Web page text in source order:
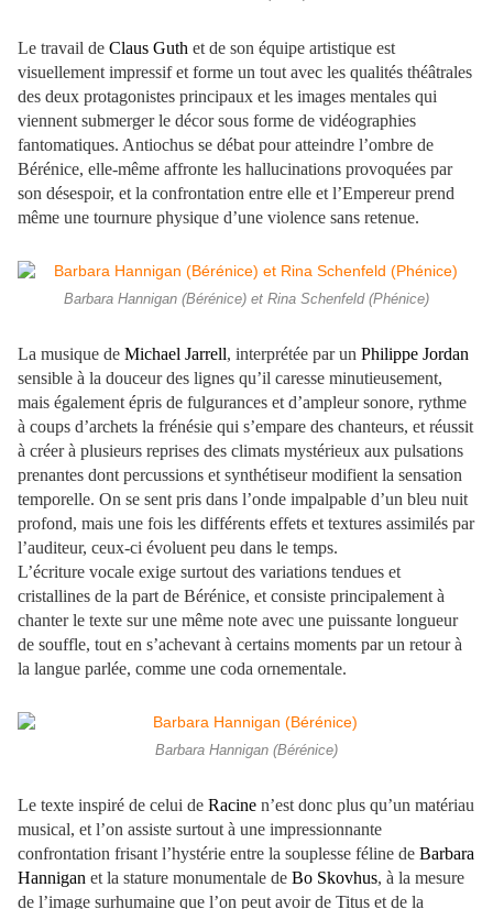
Le travail de Claus Guth et de son équipe artistique est
visuellement impressif et forme un tout avec les qualités théâtrales
des deux protagonistes principaux et les images mentales qui
viennent submerger le décor sous forme de vidéographies
fantomatiques. Antiochus se débat pour atteindre l’ombre de
Bérénice, elle-même affronte les hallucinations provoquées par
son désespoir, et la confrontation entre elle et l’Empereur prend
même une tournure physique d’une violence sans retenue.
Barbara Hannigan (Bérénice) et Rina Schenfeld (Phénice)
La musique de Michael Jarrell, interprétée par un Philippe Jordan
sensible à la douceur des lignes qu’il caresse minutieusement,
mais également épris de fulgurances et d’ampleur sonore, rythme
à coups d’archets la frénésie qui s’empare des chanteurs, et réussit
à créer à plusieurs reprises des climats mystérieux aux pulsations
prenantes dont percussions et synthétiseur modifient la sensation
temporelle. On se sent pris dans l’onde impalpable d’un bleu nuit
profond, mais une fois les différents effets et textures assimilés par
l’auditeur, ceux-ci évoluent peu dans le temps.
L’écriture vocale exige surtout des variations tendues et
cristallines de la part de Bérénice, et consiste principalement à
chanter le texte sur une même note avec une puissante longueur
de souffle, tout en s’achevant à certains moments par un retour à
la langue parlée, comme une coda ornementale.
Barbara Hannigan (Bérénice)
Le texte inspiré de celui de Racine n’est donc plus qu’un matériau
musical, et l’on assiste surtout à une impressionnante
confrontation frisant l’hystérie entre la souplesse féline de Barbara
Hannigan et la stature monumentale de Bo Skovhus, à la mesure
de l’image surhumaine que l’on peut avoir de Titus et de la